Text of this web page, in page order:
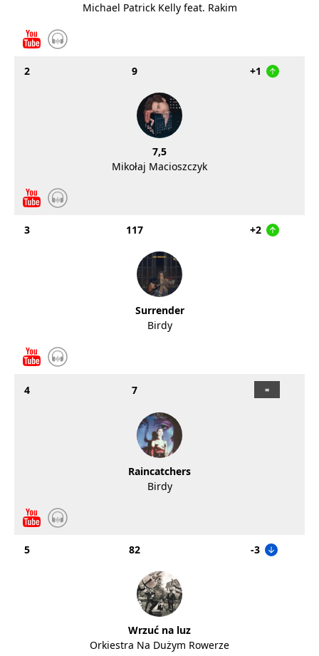
Michael Patrick Kelly feat. Rakim
2 9 +1
7,5
Mikołaj Macioszczyk
3 117 +2
Surrender
Birdy
4 7
Raincatchers
Birdy
5 82 -3
Wrzuć na luz
Orkiestra Na Dużym Rowerze